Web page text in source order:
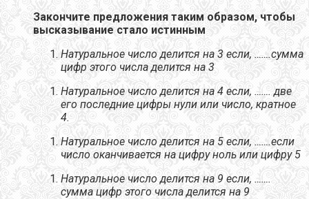
Закончите предложения таким образом, чтобы
высказывание стало истинным
Натуральное число делится на 3 если, …….сумма
цифр этого числа делится на 3
Натуральное число делится на 4 если, ……. две
его последние цифры нули или число, кратное
4.
Натуральное число делится на 5 если, …….если
число оканчивается на цифру ноль или цифру 5
Натуральное число делится на 9 если, …….
сумма цифр этого числа делится на 9